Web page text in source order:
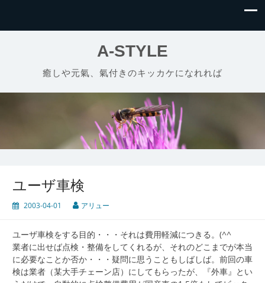
A-STYLE
癒しや元氣、氣付きのキッカケになれれば
ユーザ車検
2003-04-01 アリュー
ユーザ車検をする目的・・・それは費用軽減につきる。(^^ゞ
業者に出せば点検・整備をしてくれるが、それのどこまでが本当
に必要なことか否か・・・疑問に思うこともしばしば。前回の車
検は業者（某大手チェーン店）にしてもらったが、『外車』とい